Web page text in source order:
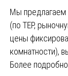
Мы предлагаем
(по ТЕР,
цены
комнатности),
Более